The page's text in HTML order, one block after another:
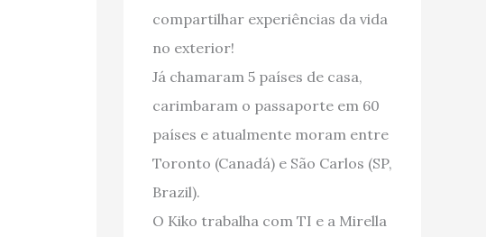
compartilhar experiências da vida
no exterior!
Já chamaram 5 países de casa,
carimbaram o passaporte em 60
países e atualmente moram entre
Toronto (Canadá) e São Carlos (SP,
Brazil).
O Kiko trabalha com TI e a Mirella